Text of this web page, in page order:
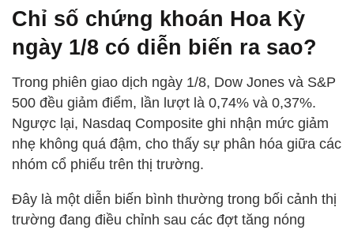
Chỉ số chứng khoán Hoa Kỳ
ngày 1/8 có diễn biến ra sao?
Trong phiên giao dịch ngày 1/8, Dow Jones và S&P
500 đều giảm điểm, lần lượt là 0,74% và 0,37%.
Ngược lại, Nasdaq Composite ghi nhận mức giảm
nhẹ không quá đậm, cho thấy sự phân hóa giữa các
nhóm cổ phiếu trên thị trường.
Đây là một diễn biến bình thường trong bối cảnh thị
trường đang điều chỉnh sau các đợt tăng nóng